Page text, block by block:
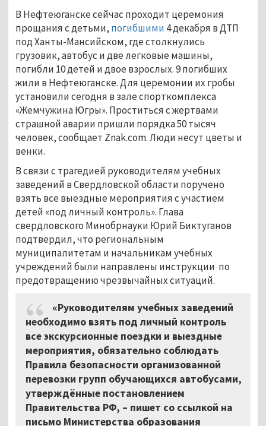
В Нефтеюганске сейчас проходит церемония
прощания с детьми, погибшими 4 декабря в ДТП
под Ханты-Мансийском, где столкнулись
грузовик, автобус и две легковые машины,
погибли 10 детей и двое взрослых. 9 погибших
жили в Нефтеюганске. Для церемонии их гробы
установили сегодня в зале спорткомплекса
«Жемчужина Югры». Проститься с жертвами
страшной аварии пришли порядка 50 тысяч
человек, сообщает Znak.com. Люди несут цветы и
венки.
В связи с трагедией руководителям учебных
заведений в Свердловской области поручено
взять все выездные мероприятия с участием
детей «под личный контроль». Глава
свердловского Минобрнауки Юрий Биктуганов
подтвердил, что региональным
муниципалитетам и начальникам учебных
учреждений были направлены инструкции по
предотвращению чрезвычайных ситуаций.
«Руководителям учебных заведений
необходимо взять под личный контроль
все экскурсионные поездки и выездные
мероприятия, обязательно соблюдать
Правила безопасности организованной
перевозки групп обучающихся автобусами,
утверждённые постановлением
Правительства РФ, – пишет со ссылкой на
письмо Министерства образования